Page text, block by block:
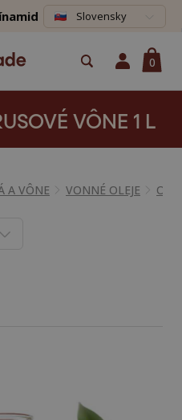
Slovensky
0
VÔNE 1 L
A VÔNE VONNÉ OLEJE